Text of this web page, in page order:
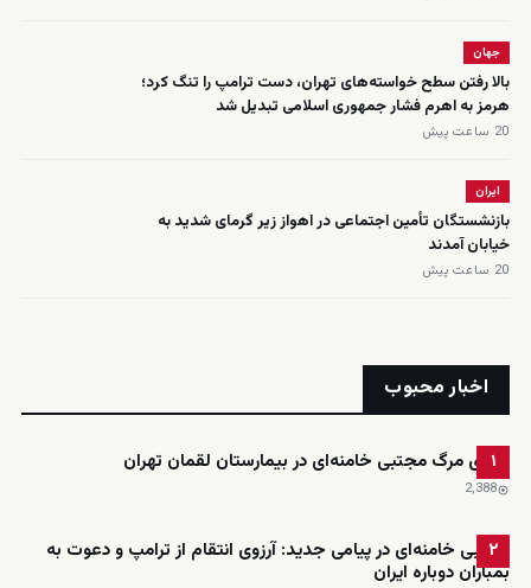
جهان
بالا رفتن سطح خواسته‌های تهران، دست ترامپ را تنگ کرد؛
هرمز به اهرم فشار جمهوری اسلامی تبدیل شد
20 ساعت پیش
ایران
بازنشستگان تأمین اجتماعی در اهواز زیر گرمای شدید به
خیابان آمدند
20 ساعت پیش
اخبار محبوب
۱
ادعای مرگ مجتبی خامنه‌ای در بیمارستان لقمان تهران
2٬388
۲
مجتبی خامنه‌ای در پیامی جدید: آرزوی انتقام از ترامپ و دعوت به
بمباران دوباره ایران